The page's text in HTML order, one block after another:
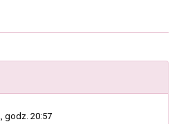
godz. 20:57